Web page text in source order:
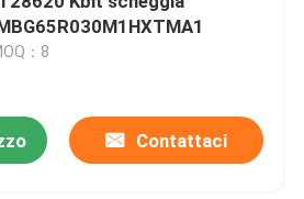
：8
Contattaci